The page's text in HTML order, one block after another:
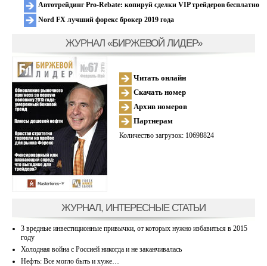
Автотрейдинг Pro-Rebate: копируй сделки VIP трейдеров бесплатно
Nord FX лучший форекс брокер 2019 года
ЖУРНАЛ «БИРЖЕВОЙ ЛИДЕР»
Читать онлайн
Скачать номер
Архив номеров
Партнерам
Количество загрузок: 10698824
ЖУРНАЛ, ИНТЕРЕСНЫЕ СТАТЬИ
3 вредные инвестиционные привычки, от которых нужно избавиться в 2015
году
Холодная война с Россией никогда и не заканчивалась
Нефть: Все могло быть и хуже…